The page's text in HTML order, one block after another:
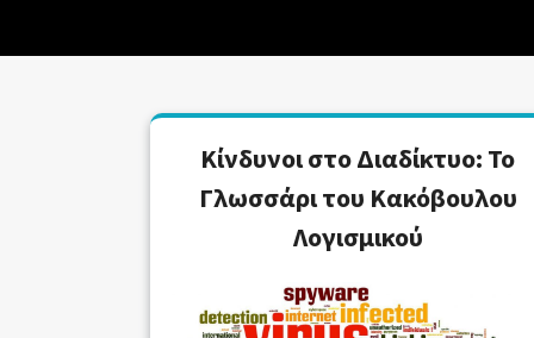
Κίνδυνοι στο Διαδίκτυο: Το
Γλωσσάρι του Κακόβουλου
Λογισμικού